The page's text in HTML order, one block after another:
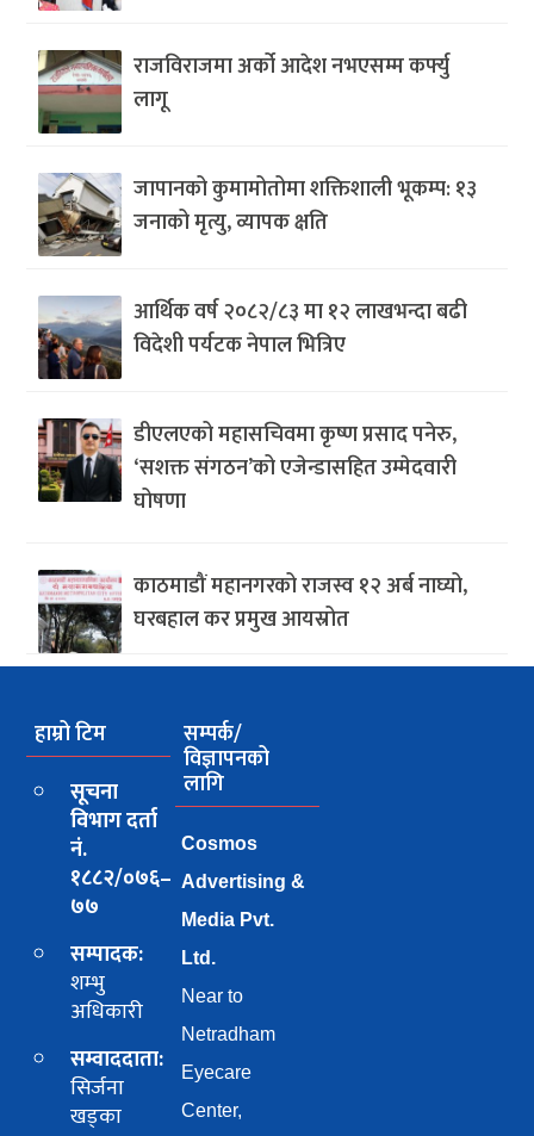
राजविराजमा अर्को आदेश नभएसम्म कर्फ्यु
लागू
जापानको कुमामोतोमा शक्तिशाली भूकम्प: १३
जनाको मृत्यु, व्यापक क्षति
आर्थिक वर्ष २०८२/८३ मा १२ लाखभन्दा बढी
विदेशी पर्यटक नेपाल भित्रिए
डीएलएको महासचिवमा कृष्ण प्रसाद पनेरु,
‘सशक्त संगठन’को एजेन्डासहित उम्मेदवारी
घोषणा
काठमाडौं महानगरको राजस्व १२ अर्ब नाघ्यो,
घरबहाल कर प्रमुख आयस्रोत
हाम्रो टिम
सूचना
विभाग दर्ता
नं.
१८८२/०७६–
७७
सम्पादक:
शम्भु
अधिकारी
सम्वाददाता:
सिर्जना
खड्का
सम्पर्क/
विज्ञापनको
लागि
Cosmos
Advertising &
Media Pvt.
Ltd.
Near to
Netradham
Eyecare
Center,